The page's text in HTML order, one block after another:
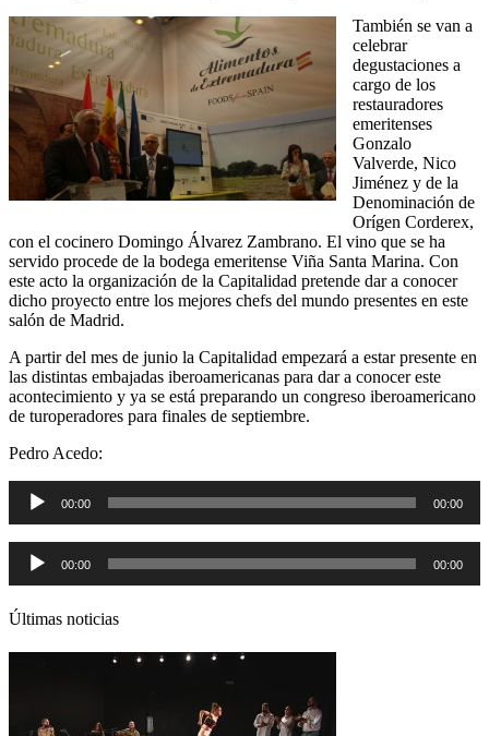
También se van a
celebrar
degustaciones a
cargo de los
restauradores
emeritenses
Gonzalo
Valverde, Nico
Jiménez y de la
Denominación de
Orígen Corderex,
con el cocinero Domingo Álvarez Zambrano. El vino que se ha
servido procede de la bodega emeritense Viña Santa Marina. Con
este acto la organización de la Capitalidad pretende dar a conocer
dicho proyecto entre los mejores chefs del mundo presentes en este
salón de Madrid.
A partir del mes de junio la Capitalidad empezará a estar presente en
las distintas embajadas iberoamericanas para dar a conocer este
acontecimiento y ya se está preparando un congreso iberoamericano
de turoperadores para finales de septiembre.
Pedro Acedo:
Reproductor
audio
00:00 00:00
Reproductor
audio
00:00 00:00
Últimas noticias